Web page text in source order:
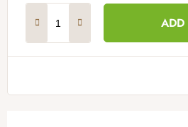
ADD